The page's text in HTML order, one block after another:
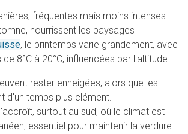
fréquentes mais moins intenses
nourrissent les paysages
, le printemps varie grandement, avec
8°C à 20°C, influencées par l'altitude.
rester enneigées, alors que les
d'un temps plus clément.
surtout au sud, où le climat est
essentiel pour maintenir la verdure